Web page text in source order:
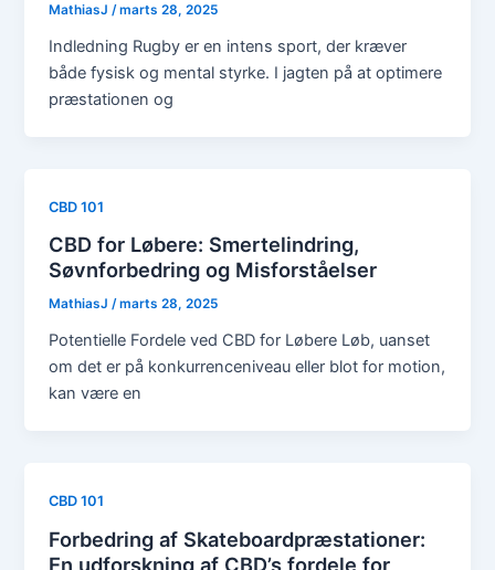
MathiasJ/marts 28, 2025
Indledning Rugby er en intens sport, der kræver
både fysisk og mental styrke. I jagten på at optimere
præstationen og
CBD 101
CBD for Løbere: Smertelindring,
Søvnforbedring og Misforståelser
MathiasJ/marts 28, 2025
Potentielle Fordele ved CBD for Løbere Løb, uanset
om det er på konkurrenceniveau eller blot for motion,
kan være en
CBD 101
Forbedring af Skateboardpræstationer:
En udforskning af CBD’s fordele for